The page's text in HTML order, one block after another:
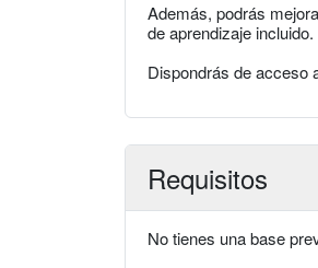
Además, podrás
de aprendizaje incluido.
Dispondrás de acceso
Requisitos
No tienes una base